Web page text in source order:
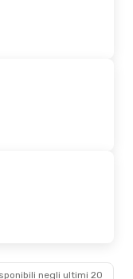
negli ultimi 20